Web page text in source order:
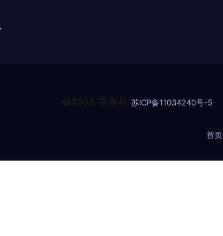
©2026 富泰科 苏ICP备11034240号-5
首页